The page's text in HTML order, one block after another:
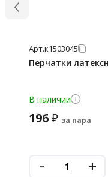
Арт.к1503045
Перчатки
В наличии
196₽ за пара
- +